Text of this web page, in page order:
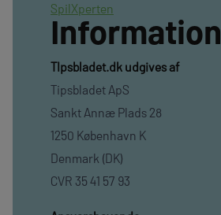
SpilXperten
Information
TIpsbladet.dk udgives af
Tipsbladet ApS
Sankt Annæ Plads 28
1250 København K
Denmark (DK)
CVR 35 41 57 93